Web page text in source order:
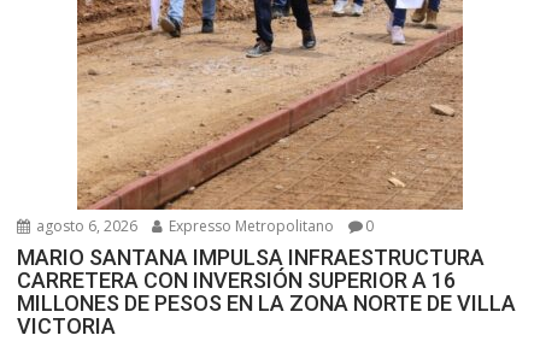
agosto 6, 2026 Expresso Metropolitano 0
MARIO SANTANA IMPULSA INFRAESTRUCTURA
CARRETERA CON INVERSIÓN SUPERIOR A 16
MILLONES DE PESOS EN LA ZONA NORTE DE VILLA
VICTORIA